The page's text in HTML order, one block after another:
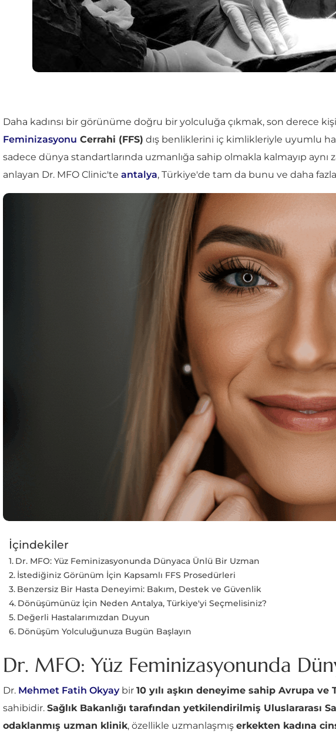
Daha kadınsı bir görünüme doğru bir yolculuğa çıkmak, son derece
Feminizasyonu Cerrahi (FFS) dış benliklerini iç kimlikleriyle uyumlu
sadece dünya standartlarında uzmanlığa sahip olmakla kalmayıp
anlayan Dr. MFO Clinic'te antalya, Türkiye'de tam da bunu ve daha
İçindekiler
Dr. MFO: Yüz Feminizasyonunda Dünyaca Ünlü Bir Uzman
İstediğiniz Görünüm İçin Kapsamlı FFS Prosedürleri
Benzersiz Bir Hasta Deneyimi: Bakım, Destek ve Güvenlik
Dönüşümünüz İçin Neden Antalya, Türkiye'yi Seçmelisiniz?
Değerli Hastalarımızdan Duyun
Dönüşüm Yolculuğunuza Bugün Başlayın
Dr. MFO: Yüz Feminizasyonunda
Dr. Mehmet Fatih Okyaybir 10 yılı aşkın deneyime sahip Avrupa
sahibidir. Sağlık Bakanlığı tarafından yetkilendirilmiş Uluslararası
odaklanmış uzman klinik, özellikle uzmanlaşmış erkekten kadına